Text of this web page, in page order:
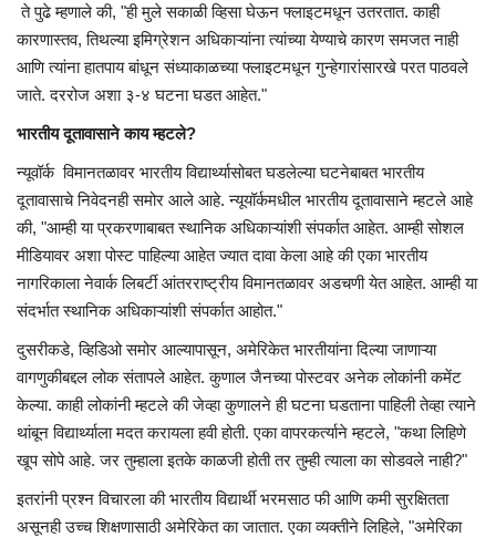
ते पुढे म्हणाले की, "ही मुले सकाळी व्हिसा घेऊन फ्लाइटमधून उतरतात. काही
कारणास्तव, तिथल्या इमिग्रेशन अधिकाऱ्यांना त्यांच्या येण्याचे कारण समजत नाही
आणि त्यांना हातपाय बांधून संध्याकाळच्या फ्लाइटमधून गुन्हेगारांसारखे परत पाठवले
जाते. दररोज अशा ३-४ घटना घडत आहेत."
भारतीय दूतावासाने काय म्हटले?
न्यूवॉर्क विमानतळावर भारतीय विद्यार्थ्यासोबत घडलेल्या घटनेबाबत भारतीय
दूतावासाचे निवेदनही समोर आले आहे. न्यूयॉर्कमधील भारतीय दूतावासाने म्हटले आहे
की, "आम्ही या प्रकरणाबाबत स्थानिक अधिकाऱ्यांशी संपर्कात आहेत. आम्ही सोशल
मीडियावर अशा पोस्ट पाहिल्या आहेत ज्यात दावा केला आहे की एका भारतीय
नागरिकाला नेवार्क लिबर्टी आंतरराष्ट्रीय विमानतळावर अडचणी येत आहेत. आम्ही या
संदर्भात स्थानिक अधिकाऱ्यांशी संपर्कात आहोत."
दुसरीकडे, व्हिडिओ समोर आल्यापासून, अमेरिकेत भारतीयांना दिल्या जाणाऱ्या
वागणुकीबद्दल लोक संतापले आहेत. कुणाल जैनच्या पोस्टवर अनेक लोकांनी कमेंट
केल्या. काही लोकांनी म्हटले की जेव्हा कुणालने ही घटना घडताना पाहिली तेव्हा त्याने
थांबून विद्यार्थ्याला मदत करायला हवी होती. एका वापरकर्त्याने म्हटले, "कथा लिहिणे
खूप सोपे आहे. जर तुम्हाला इतके काळजी होती तर तुम्ही त्याला का सोडवले नाही?"
इतरांनी प्रश्न विचारला की भारतीय विद्यार्थी भरमसाठ फी आणि कमी सुरक्षितता
असूनही उच्च शिक्षणासाठी अमेरिकेत का जातात. एका व्यक्तीने लिहिले, "अमेरिका